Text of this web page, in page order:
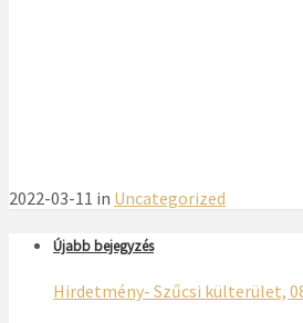
2022-03-11 in Uncategorized
Újabb bejegyzés
Hirdetmény- Szűcsi külterület,